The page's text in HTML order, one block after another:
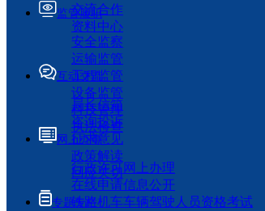
交流合作
资料中心
监管履职
安全监察
运输监管
工程监管
设备监管
科技管理
执法检查
互动交流
局长信箱
咨询投诉
征求意见
政策解读
回应关切
网上办事
行政许可网上办理
在线申请信息公开
铁路机车车辆驾驶人员资格考试
专题专栏